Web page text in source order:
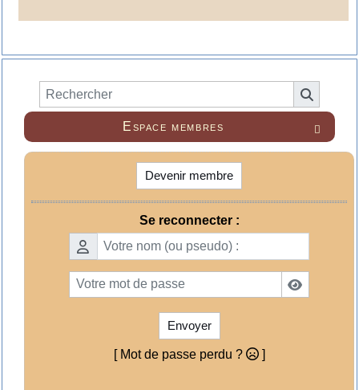

Espace membres
Devenir membre
Se reconnecter :
Envoyer
[ Mot de passe perdu ? ]